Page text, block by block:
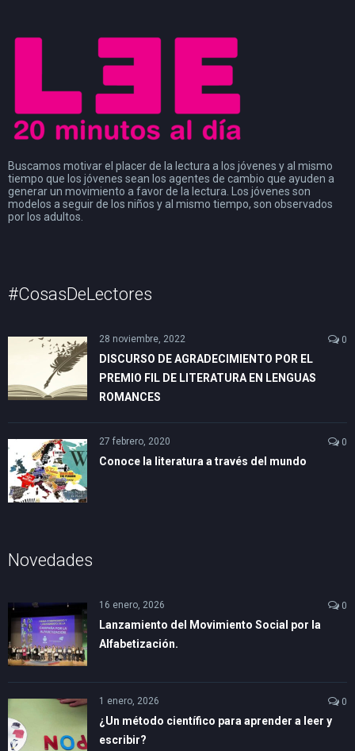
Buscamos motivar el placer de la lectura a los jóvenes y al mismo
tiempo que los jóvenes sean los agentes de cambio que ayuden a
generar un movimiento a favor de la lectura. Los jóvenes son
modelos a seguir de los niños y al mismo tiempo, son observados
por los adultos.
#CosasDeLectores
28 noviembre, 2022 0
DISCURSO DE AGRADECIMIENTO POR EL
PREMIO FIL DE LITERATURA EN LENGUAS
ROMANCES
27 febrero, 2020 0
Conoce la literatura a través del mundo
Novedades
16 enero, 2026 0
Lanzamiento del Movimiento Social por la
Alfabetización.
1 enero, 2026 0
¿Un método científico para aprender a leer y
escribir?